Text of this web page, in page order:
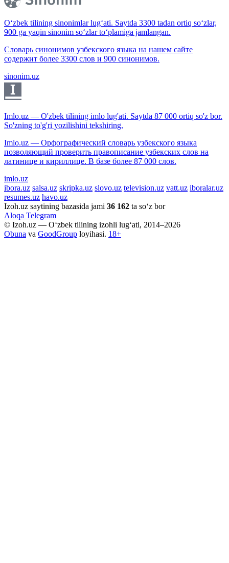
O‘zbek tilining sinonimlar lug‘ati. Saytda 3300 tadan ortiq so‘zlar,
900 ga yaqin sinonim so‘zlar to‘plamiga jamlangan.
Словарь синонимов узбекского языка на нашем сайте
содержит более 3300 слов и 900 синонимов.
sinonim.uz
Imlo.uz — O'zbek tilining imlo lug'ati. Saytda 87 000 ortiq so'z bor.
So'zning to'g'ri yozilishini tekshiring.
Imlo.uz — Орфографический словарь узбекского языка
позволяющий проверить правописание узбекских слов на
латинице и кириллице. В базе более 87 000 слов.
imlo.uz
ibora.uz salsa.uz skripka.uz slovo.uz television.uz vatt.uz iboralar.uz
resumes.uz havo.uz
Izoh.uz saytining bazasida jami 36 162 ta so‘z bor
Aloqa Telegram
© Izoh.uz — O‘zbek tilining izohli lug‘ati, 2014–2026
Obuna va GoodGroup loyihasi. 18+